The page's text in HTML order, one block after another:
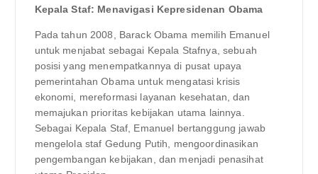
Kepala Staf: Menavigasi Kepresidenan Obama
Pada tahun 2008, Barack Obama memilih Emanuel
untuk menjabat sebagai Kepala Stafnya, sebuah
posisi yang menempatkannya di pusat upaya
pemerintahan Obama untuk mengatasi krisis
ekonomi, mereformasi layanan kesehatan, dan
memajukan prioritas kebijakan utama lainnya.
Sebagai Kepala Staf, Emanuel bertanggung jawab
mengelola staf Gedung Putih, mengoordinasikan
pengembangan kebijakan, dan menjadi penasihat